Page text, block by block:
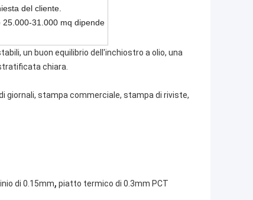
del cliente.
31.000 mq dipende
un buon equilibrio dell'inchiostro a olio, una
chiara.
giornali, stampa commerciale, stampa di riviste,
di 0.15mm, piatto termico di 0.3mm PCT